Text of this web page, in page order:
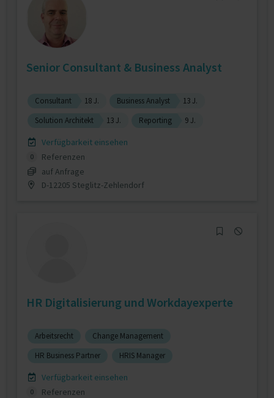
Senior Consultant & Business Analyst
Consultant 18 J. Business Analyst
13 J.
Solution Architekt
13 J. Reporting 9 J.
Verfügbarkeit einsehen
0
Referenzen
auf Anfrage
D-12205 Steglitz-Zehlendorf
HR Digitalisierung und Workdayexperte
Arbeitsrecht
Change Management
HR Business Partner
HRIS Manager
Verfügbarkeit einsehen
0
Referenzen